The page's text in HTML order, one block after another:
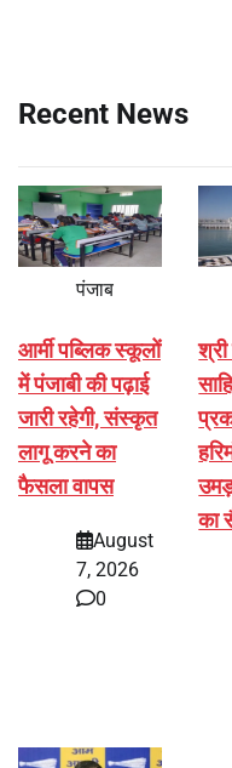
Recent News
पंजाब
आर्मी पब्लिक स्कूलों
में पंजाबी की पढ़ाई
जारी रहेगी, संस्कृत
लागू करने का
फैसला वापस
August
7, 2026
0
का